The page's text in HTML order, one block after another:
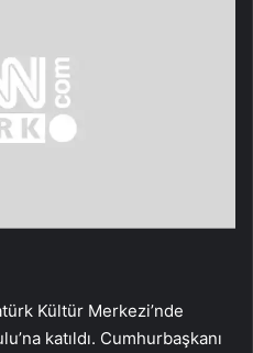
Kültür Merkezi’nde
katıldı. Cumhurbaşkanı